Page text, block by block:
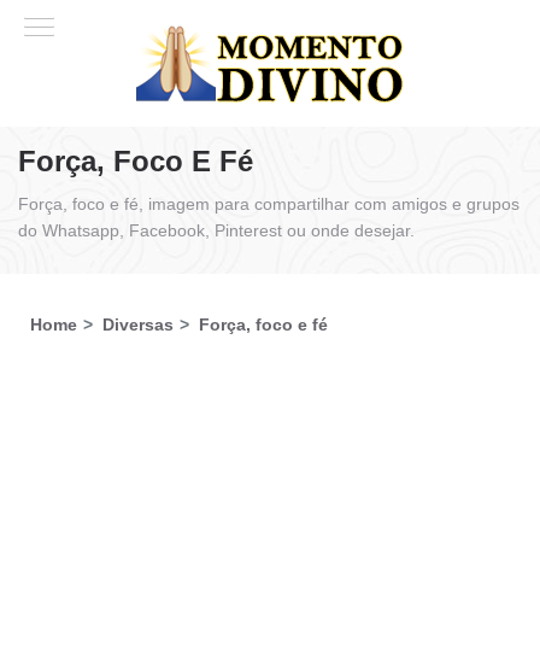
Força, Foco E Fé
Força, foco e fé, imagem para compartilhar com amigos e grupos
do Whatsapp, Facebook, Pinterest ou onde desejar.
Home Diversas Força, foco e fé